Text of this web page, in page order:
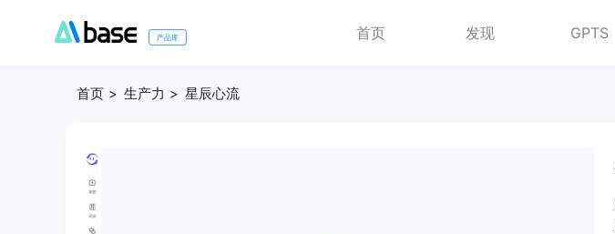
产品库 首页 发现 GPTS
首页 生产力 星辰心流